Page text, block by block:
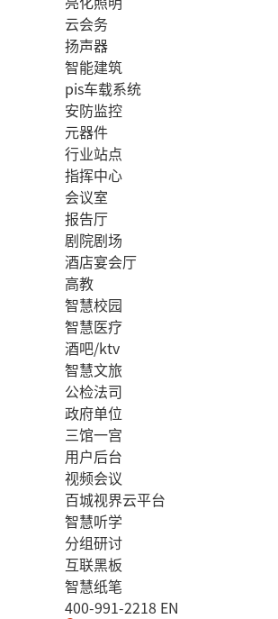
云会务
扬声器
智能建筑
pis车载系统
安防监控
元器件
行业站点
指挥中心
会议室
报告厅
剧院剧场
酒店宴会厅
高教
智慧校园
智慧医疗
酒吧/ktv
智慧文旅
公检法司
政府单位
三馆一宫
用户后台
视频会议
百城视界云平台
智慧听学
分组研讨
互联黑板
智慧纸笔
400-991-2218 EN